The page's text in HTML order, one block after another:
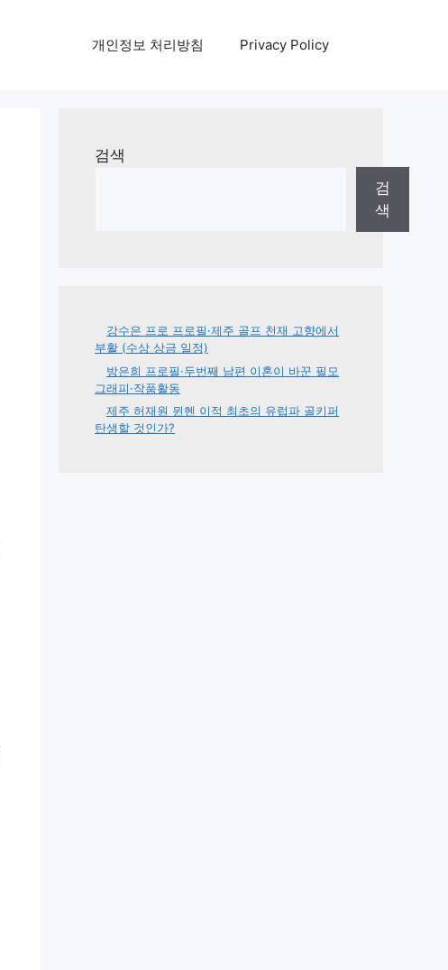
개인정보 처리방침 Privacy Policy
검색
검
색
강수은 프로 프로필·제주 골프 천재 고향에서
부활 (수상 상금 일정)
방은희 프로필·두번째 남편 이혼이 바꾼 필모
그래피·작품활동
제주 허재원 뮌헨 이적 최초의 유럽파 골키퍼
탄생할 것인가?